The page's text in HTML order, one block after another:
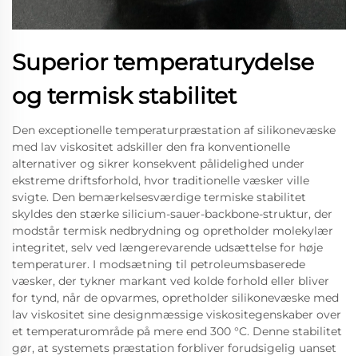
Superior temperaturydelse
og termisk stabilitet
Den exceptionelle temperaturpræstation af silikonevæske
med lav viskositet adskiller den fra konventionelle
alternativer og sikrer konsekvent pålidelighed under
ekstreme driftsforhold, hvor traditionelle væsker ville
svigte. Den bemærkelsesværdige termiske stabilitet
skyldes den stærke silicium-sauer-backbone-struktur, der
modstår termisk nedbrydning og opretholder molekylær
integritet, selv ved længerevarende udsættelse for høje
temperaturer. I modsætning til petroleumsbaserede
væsker, der tykner markant ved kolde forhold eller bliver
for tynd, når de opvarmes, opretholder silikonevæske med
lav viskositet sine designmæssige viskositegenskaber over
et temperaturområde på mere end 300 °C. Denne stabilitet
gør, at systemets præstation forbliver forudsigelig uanset